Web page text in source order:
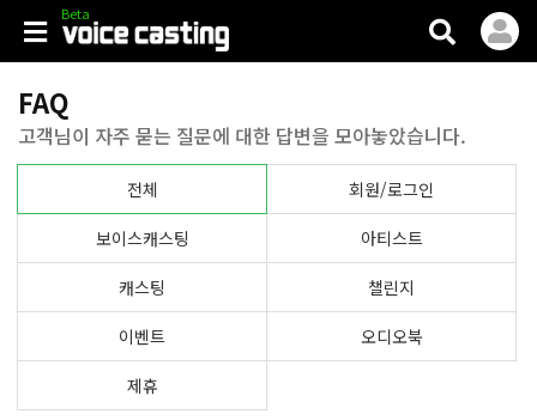
FAQ
고객님이 자주 묻는 질문에 대한 답변을 모아놓았습니다.
전체 회원/로그인
보이스캐스팅 아티스트
캐스팅 챌린지
이벤트 오디오북
제휴